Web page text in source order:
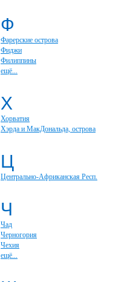
Ф
Фарерские острова
Фиджи
Филиппины
ещё...
Х
Хорватия
Хэрда и МакДональда, острова
Ц
Центрально-Африканская Респ.
Ч
Чад
Черногория
Чехия
ещё...